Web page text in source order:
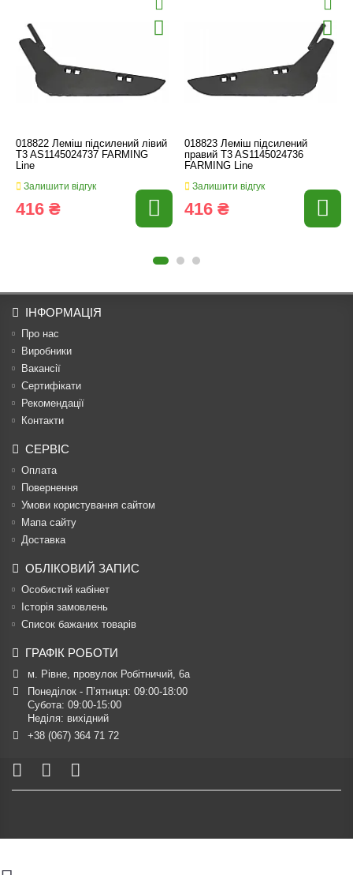
018822 Леміш підсилений лівий
T3 AS1145024737 FARMING
Line
Залишити відгук
416 ₴
018823 Леміш підсилений
правий T3 AS1145024736
FARMING Line
Залишити відгук
416 ₴
ІНФОРМАЦІЯ
Про нас
Виробники
Вакансії
Сертифікати
Рекомендації
Контакти
СЕРВІС
Оплата
Повернення
Умови користування сайтом
Мапа сайту
Доставка
ОБЛІКОВИЙ ЗАПИС
Особистий кабінет
Історія замовлень
Список бажаних товарів
ГРАФІК РОБОТИ
м. Рівне, провулок Робітничий, 6а
Понеділок - П’ятниця: 09:00-18:00
Субота: 09:00-15:00
Неділя: вихідний
+38 (067) 364 71 72